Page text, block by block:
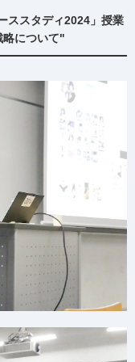
ススタディ2024」授業
略について"